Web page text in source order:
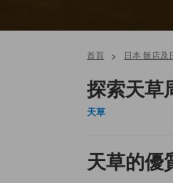
首頁 > 日本 飯店及
探索天草
天草
天草的優